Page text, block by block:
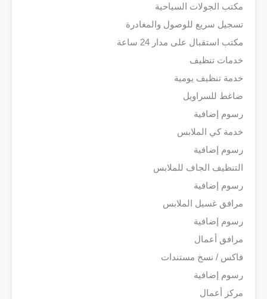
مكتب الجولات السياحية
تسجيل سريع للوصول والمغادرة
مكتب استقبال على مدار 24 ساعة
خدمات تنظيف
خدمة تنظيف يومية
ضاغط للسراويل
رسوم إضافية
خدمة كي الملابس
رسوم إضافية
التنظيف الجاف للملابس
رسوم إضافية
مرافق غسيل الملابس
رسوم إضافية
مرافق أعمال
فاكس / نسخ مستندات
رسوم إضافية
مركز أعمال